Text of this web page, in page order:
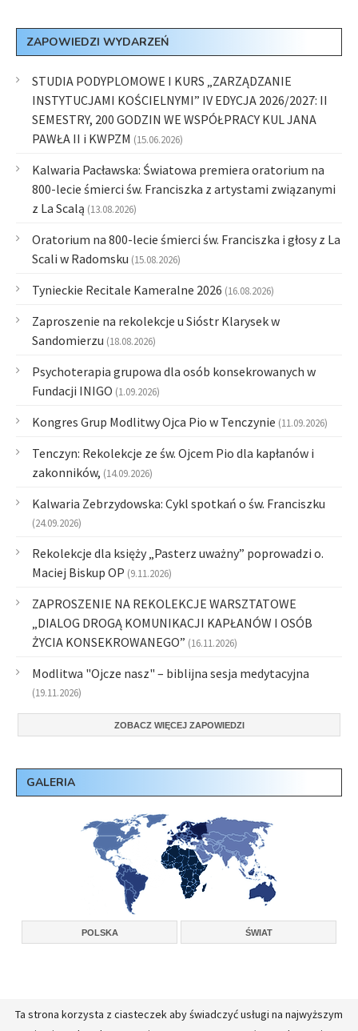
ZAPOWIEDZI WYDARZEŃ
STUDIA PODYPLOMOWE I KURS „ZARZĄDZANIE
INSTYTUCJAMI KOŚCIELNYMI” IV EDYCJA 2026/2027: II
SEMESTRY, 200 GODZIN WE WSPÓŁPRACY KUL JANA
PAWŁA II i KWPZM (15.06.2026)
Kalwaria Pacławska: Światowa premiera oratorium na
800-lecie śmierci św. Franciszka z artystami związanymi
z La Scalą (13.08.2026)
Oratorium na 800-lecie śmierci św. Franciszka i głosy z La
Scali w Radomsku (15.08.2026)
Tynieckie Recitale Kameralne 2026 (16.08.2026)
Zaproszenie na rekolekcje u Sióstr Klarysek w
Sandomierzu (18.08.2026)
Psychoterapia grupowa dla osób konsekrowanych w
Fundacji INIGO (1.09.2026)
Kongres Grup Modlitwy Ojca Pio w Tenczynie (11.09.2026)
Tenczyn: Rekolekcje ze św. Ojcem Pio dla kapłanów i
zakonników, (14.09.2026)
Kalwaria Zebrzydowska: Cykl spotkań o św. Franciszku
(24.09.2026)
Rekolekcje dla księży „Pasterz uważny” poprowadzi o.
Maciej Biskup OP (9.11.2026)
ZAPROSZENIE NA REKOLEKCJE WARSZTATOWE
„DIALOG DROGĄ KOMUNIKACJI KAPŁANÓW I OSÓB
ŻYCIA KONSEKROWANEGO” (16.11.2026)
Modlitwa "Ojcze nasz" – biblijna sesja medytacyjna
(19.11.2026)
ZOBACZ WIĘCEJ ZAPOWIEDZI
GALERIA
POLSKA ŚWIAT
Copyright © 2026, Konferencja Wyższych Przełożonych Zakonów Męskich w
Ta strona korzysta z ciasteczek aby świadczyć usługi na najwyższym